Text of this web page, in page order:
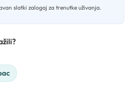
slatki zalogaj za trenutke uživanja.